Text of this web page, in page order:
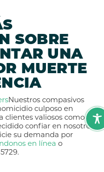
SOBRE
UNA
MUERTE
Nuestros compasivos
culposo en
clientes valiosos como
confiar en nosotros
su demanda por
en línea o